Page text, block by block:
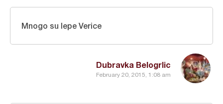
Dubravka Belogrlic
February 20, 2015, 1:08 am
Mnogo su lepe Verice